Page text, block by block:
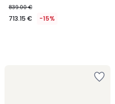
839.00 €
713.15 € -15%